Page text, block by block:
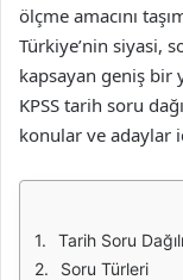
ölçme amacını
Türkiye’nin siyasi,
kapsayan geniş bir
KPSS tarih soru
konular ve adaylar
Tarih Soru
Soru Türleri